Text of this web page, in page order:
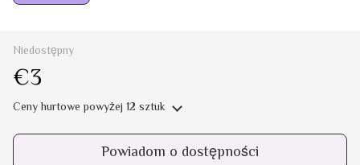
Niedostępny
€3
Ceny hurtowepowyżej 12 sztuk
Powiadom o dostępności